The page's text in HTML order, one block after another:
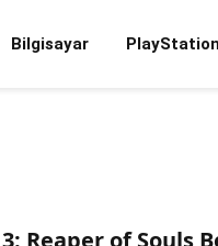
Bilgisayar PlayStation
Reaper of Souls